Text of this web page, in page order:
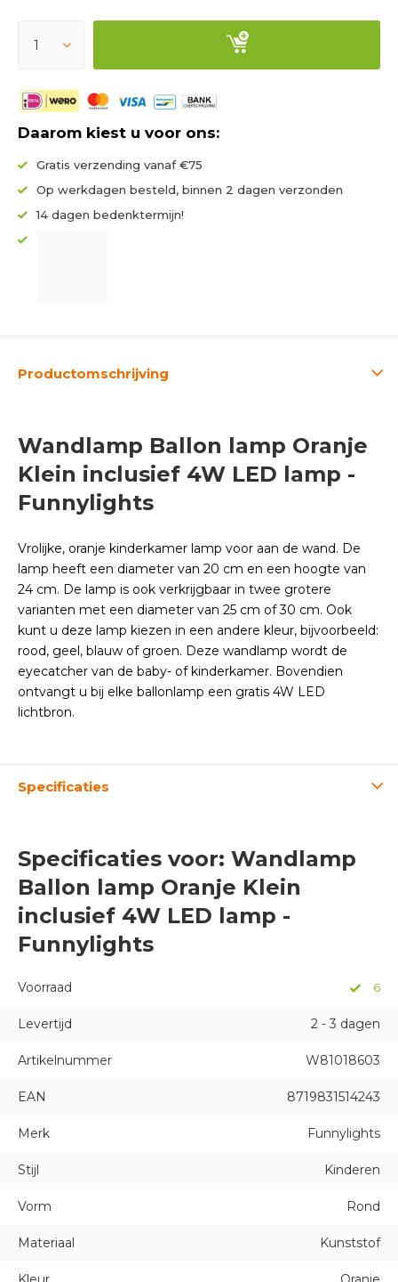
Daarom kiest u voor ons:
Gratis verzending vanaf €75
Op werkdagen besteld, binnen 2 dagen verzonden
14 dagen bedenktermijn!
Productomschrijving
Wandlamp Ballon lamp Oranje
Klein inclusief 4W LED lamp -
Funnylights
Vrolijke, oranje kinderkamer lamp voor aan de wand. De
lamp heeft een diameter van 20 cm en een hoogte van
24 cm. De lamp is ook verkrijgbaar in twee grotere
varianten met een diameter van 25 cm of 30 cm. Ook
kunt u deze lamp kiezen in een andere kleur, bijvoorbeeld:
rood, geel, blauw of groen. Deze wandlamp wordt de
eyecatcher van de baby- of kinderkamer. Bovendien
ontvangt u bij elke ballonlamp een gratis 4W LED
lichtbron.
Specificaties
Specificaties voor: Wandlamp
Ballon lamp Oranje Klein
inclusief 4W LED lamp -
Funnylights
Voorraad 6
Levertijd 2 - 3 dagen
Artikelnummer W81018603
EAN 8719831514243
Merk Funnylights
Stijl Kinderen
Vorm Rond
Materiaal Kunststof